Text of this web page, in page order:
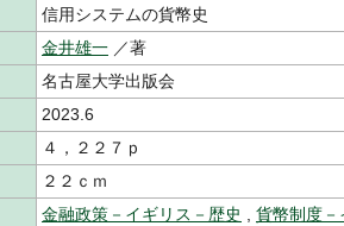
信用システムの貨幣史
金井雄一 ／著
名古屋大学出版会
2023.6
４，２２７ｐ
２２ｃｍ
金融政策－イギリス－歴史
貨幣制度－